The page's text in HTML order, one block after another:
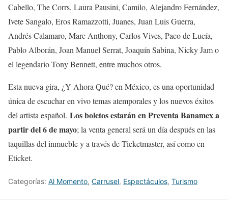
Cabello, The Corrs, Laura Pausini, Camilo, Alejandro Fernández,
Ivete Sangalo, Eros Ramazzotti, Juanes, Juan Luis Guerra,
Andrés Calamaro, Marc Anthony, Carlos Vives, Paco de Lucía,
Pablo Alborán, Joan Manuel Serrat, Joaquín Sabina, Nicky Jam o
el legendario Tony Bennett, entre muchos otros.
Esta nueva gira, ¿Y Ahora Qué? en México, es una oportunidad
única de escuchar en vivo temas atemporales y los nuevos éxitos
del artista español. Los boletos estarán en Preventa Banamex a
partir del 6 de mayo; la venta general será un día después en las
taquillas del inmueble y a través de Ticketmaster, así como en
Eticket.
Categorías: Al Momento, Carrusel, Espectáculos, Turismo